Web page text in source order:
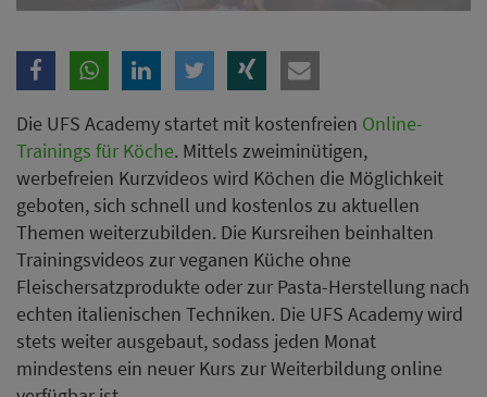
Die UFS Academy startet mit kostenfreien Online-
Trainings für Köche. Mittels zweiminütigen,
werbefreien Kurzvideos wird Köchen die Möglichkeit
geboten, sich schnell und kostenlos zu aktuellen
Themen weiterzubilden. Die Kursreihen beinhalten
Trainingsvideos zur veganen Küche ohne
Fleischersatzprodukte oder zur Pasta-Herstellung nach
echten italienischen Techniken. Die UFS Academy wird
stets weiter ausgebaut, sodass jeden Monat
mindestens ein neuer Kurs zur Weiterbildung online